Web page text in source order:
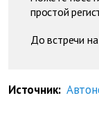
простой
До встречи на
Источник: